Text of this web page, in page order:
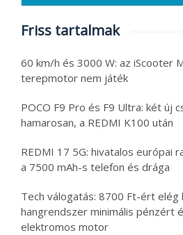
Friss tartalmak
60 km/h és 3000 W: az iScooter
terepmotor nem játék
POCO F9 Pro és F9 Ultra: két új
hamarosan, a REDMI K100 után
REDMI 17 5G: hivatalos európai
a 7500 mAh-s telefon és drága
Tech válogatás: 8700 Ft-ért elég
hangrendszer minimális pénzért
elektromos motor